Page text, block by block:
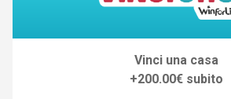
Vinci una casa
+200.00€ subito